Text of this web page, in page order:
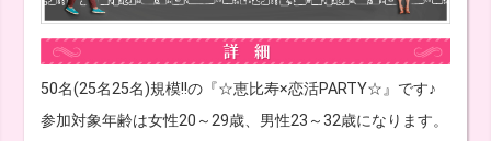
50名(25名25名)規模!!の『☆恵比寿×恋活PARTY☆』です♪
参加対象年齢は女性20～29歳、男性23～32歳になります。